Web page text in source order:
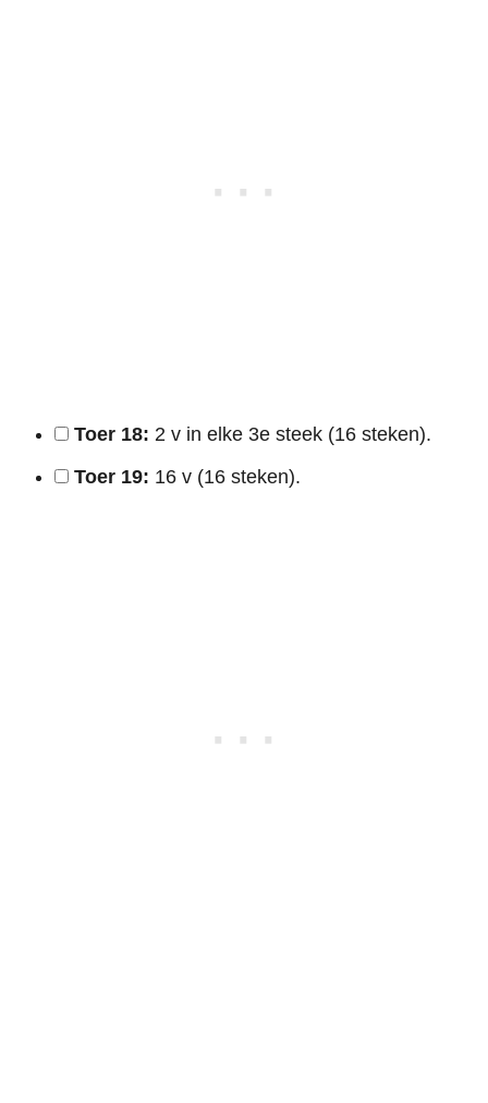
Toer 18: 2 v in elke 3e steek (16 steken).
Toer 19: 16 v (16 steken).